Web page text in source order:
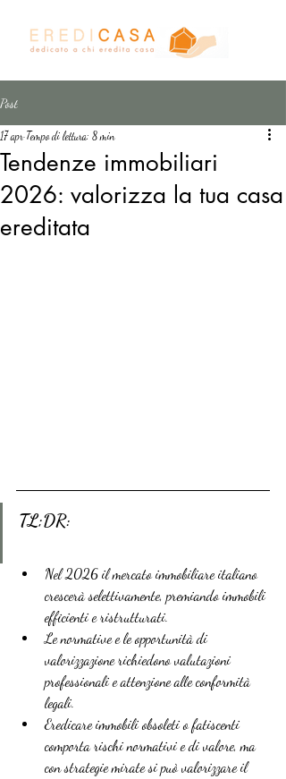
Post
Tendenze immobiliari
2026: valorizza la tua casa
ereditata
17 apr Tempo di lettura: 8 min
TL;DR:
Nel 2026 il mercato immobiliare italiano
crescerà selettivamente, premiando immobili
efficienti e ristrutturati.
Le normative e le opportunità di
valorizzazione richiedono valutazioni
professionali e attenzione alle conformità
legali.
Eredicare immobili obsoleti o fatiscenti
comporta rischi normativi e di valore, ma
con strategie mirate si può valorizzare il